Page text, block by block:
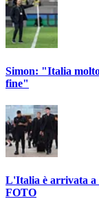
Simon: "Italia
fine"
L'Italia è arrivata a
FOTO